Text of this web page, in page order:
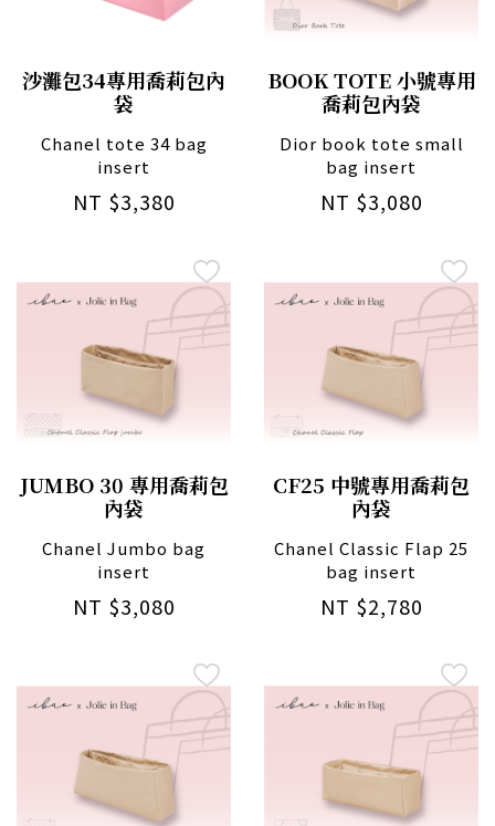
沙灘包34專用喬莉包內
袋
Chanel tote 34 bag
insert
NT $3,380
BOOK TOTE 小號專用
喬莉包內袋
Dior book tote small
bag insert
NT $3,080
JUMBO 30 專用喬莉包
內袋
Chanel Jumbo bag
insert
NT $3,080
CF25 中號專用喬莉包
內袋
Chanel Classic Flap 25
bag insert
NT $2,780